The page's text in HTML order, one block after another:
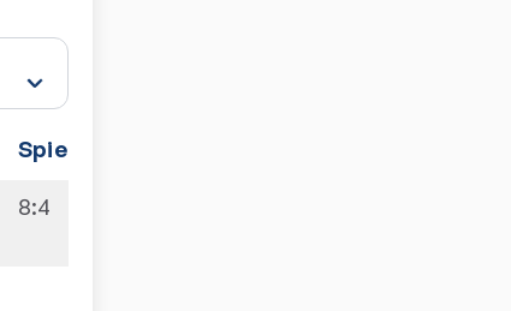
Spiele
8:4